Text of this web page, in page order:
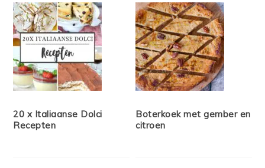
20 x Italiaanse Dolci
Recepten
Boterkoek met gember en
citroen